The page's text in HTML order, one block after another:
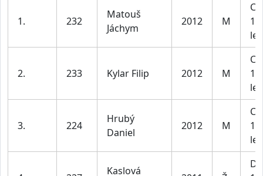
1. 232
Matouš
Jáchym
2012 M
let
2. 233 Kylar Filip 2012 M
let
3. 224
Hrubý
Daniel
2012 M
let
Kaslová